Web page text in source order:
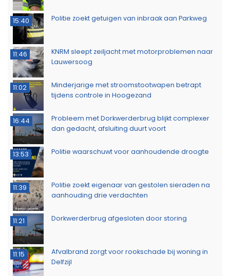
15:40 Politie zoekt getuigen van inbraak aan Parkweg
11:46
KNRM sleept zeiljacht met motorproblemen naar
Lauwersoog
11:02
Minderjarige met stroomstootwapen betrapt
tijdens controle in Hoogezand
16:44
Probleem met Dorkwerderbrug blijkt complexer
dan gedacht, afsluiting duurt voort
13:53 Politie waarschuwt voor aanhoudende droogte
11:39
Politie zoekt eigenaar van gestolen sieraden na
aanhouding drie verdachten
11:21 Dorkwerderbrug afgesloten door storing
11:15
Afvalbrand zorgt voor rookschade bij woning in
Delfzijl